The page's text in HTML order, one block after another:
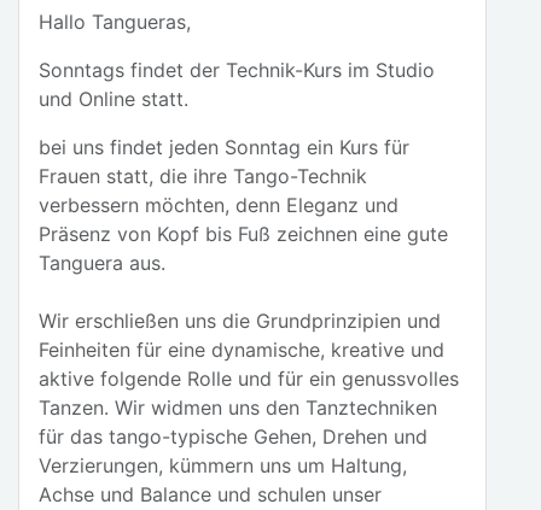
Hallo Tangueras,
Sonntags findet der Technik-Kurs im Studio
und Online statt.
bei uns findet jeden Sonntag ein Kurs für
Frauen statt, die ihre Tango-Technik
verbessern möchten, denn Eleganz und
Präsenz von Kopf bis Fuß zeichnen eine gute
Tanguera aus.
Wir erschließen uns die Grundprinzipien und
Feinheiten für eine dynamische, kreative und
aktive folgende Rolle und für ein genussvolles
Tanzen. Wir widmen uns den Tanztechniken
für das tango-typische Gehen, Drehen und
Verzierungen, kümmern uns um Haltung,
Achse und Balance und schulen unser